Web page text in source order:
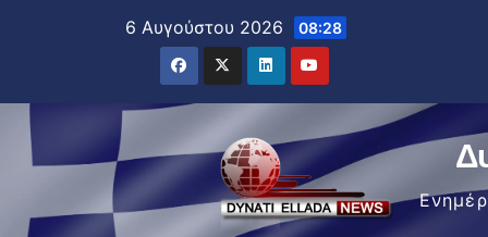
6 Αυγούστου 2026 08:28